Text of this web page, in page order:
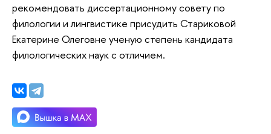
рекомендовать диссертационному совету по
филологии и лингвистике присудить Стариковой
Екатерине Олеговне ученую степень кандидата
филологических наук с отличием.